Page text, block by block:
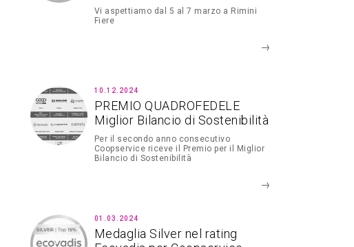
Vi aspettiamo dal 5 al 7 marzo a Rimini
Fiere
10.12.2024
PREMIO QUADROFEDELE
Miglior Bilancio di Sostenibilità
Per il secondo anno consecutivo
Coopservice riceve il Premio per il Miglior
Bilancio di Sostenibilità
01.03.2024
Medaglia Silver nel rating